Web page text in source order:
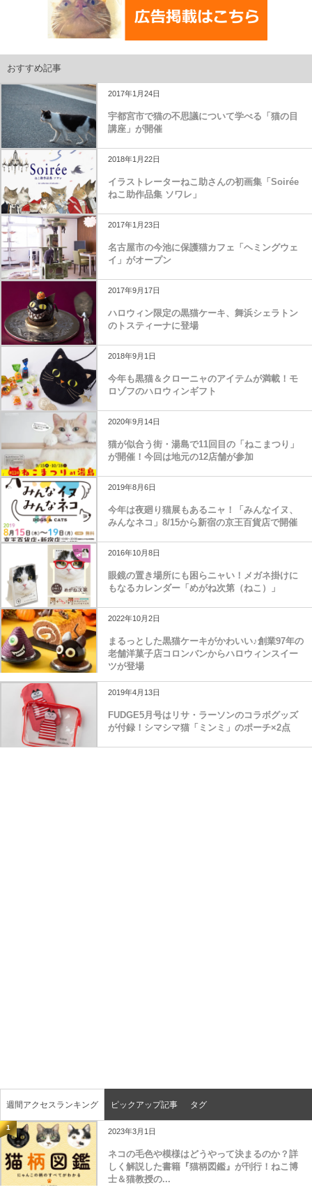
おすすめ記事
2017年1月24日
宇都宮市で猫の不思議について学べる「猫の目
講座」が開催
2018年1月22日
イラストレーターねこ助さんの初画集「Soirée
ねこ助作品集 ソワレ」
2017年1月23日
名古屋市の今池に保護猫カフェ「ヘミングウェ
イ」がオープン
2017年9月17日
ハロウィン限定の黒猫ケーキ、舞浜シェラトン
のトスティーナに登場
2018年9月1日
今年も黒猫＆クローニャのアイテムが満載！モ
ロゾフのハロウィンギフト
2020年9月14日
猫が似合う街・湯島で11回目の「ねこまつり」
が開催！今回は地元の12店舗が参加
2019年8月6日
今年は夜廻り猫展もあるニャ！「みんなイヌ、
みんなネコ」8/15から新宿の京王百貨店で開催
2016年10月8日
眼鏡の置き場所にも困らニャい！メガネ掛けに
もなるカレンダー「めがね次第（ねこ）」
2022年10月2日
まるっとした黒猫ケーキがかわいい♪創業97年の
老舗洋菓子店コロンバンからハロウィンスイー
ツが登場
2019年4月13日
FUDGE5月号はリサ・ラーソンのコラボグッズ
が付録！シマシマ猫「ミンミ」のポーチ×2点
週間アクセスランキング ピックアップ記事 タグ
1 2023年3月1日
ネコの毛色や模様はどうやって決まるのか？詳
しく解説した書籍『猫柄図鑑』が刊行！ねこ博
士＆猫教授の...